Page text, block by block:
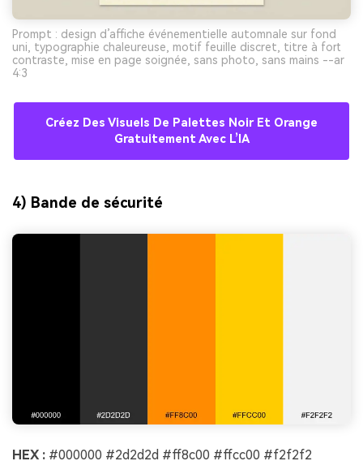
Prompt : design d’affiche événementielle automnale sur fond
uni, typographie chaleureuse, motif feuille discret, titre à fort
contraste, mise en page soignée, sans photo, sans mains --ar
4:3
Créez Des Visuels De Palettes Noir Et Orange
Gratuitement Avec L’IA
4) Bande de sécurité
HEX : #000000 #2d2d2d #ff8c00 #ffcc00 #f2f2f2